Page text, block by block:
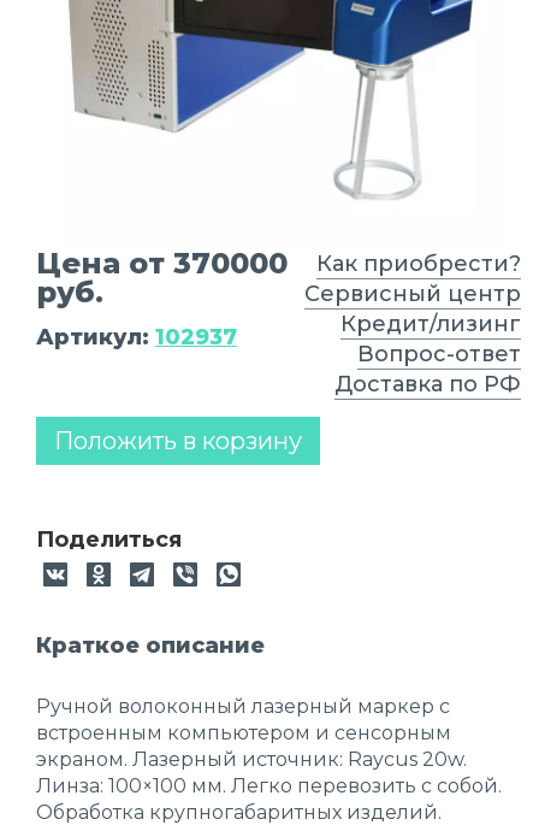
Цена от 370000
руб.
Артикул: 102937
Положить в корзину
Поделиться
Краткое описание
Ручной волоконный лазерный маркер с
встроенным компьютером и сенсорным
экраном. Лазерный источник: Raycus 20w.
Линза: 100×100 мм. Легко перевозить с собой.
Обработка крупногабаритных изделий.
Как приобрести?
Сервисный центр
Кредит/лизинг
Вопрос-ответ
Доставка по РФ